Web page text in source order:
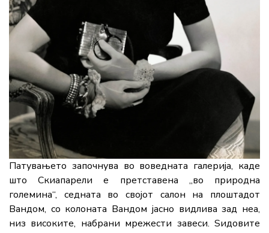
Патувањето започнува во воведната галерија, каде
што Скиапарели е претставена „во природна
големина“, седната во својот салон на плоштадот
Вандом, со колоната Вандом јасно видлива зад неа,
низ високите, набрани мрежести завеси. Ѕидовите